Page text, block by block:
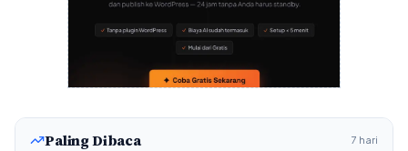
Paling Dibaca 7 hari